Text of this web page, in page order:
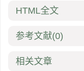
HTML全文
参考文献(0)
相关文章